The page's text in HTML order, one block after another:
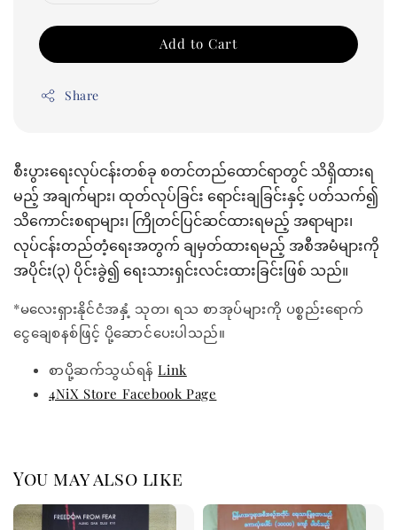
Add to Cart
Share
စီးပွားရေးလုပ်ငန်းတစ်ခု စတင်တည်ထောင်ရာတွင် သိရှိထားရ
မည့် အချက်များ၊ ထုတ်လုပ်ခြင်း ရောင်းချခြင်းနှင့် ပတ်သက်၍
သိကောင်းစရာများ၊ ကြိုတင်ပြင်ဆင်ထားရမည့် အရာများ၊
လုပ်ငန်းတည်တံ့ရေးအတွက် ချမှတ်ထားရမည့် အစီအမံများကို
အပိုင်း(၃) ပိုင်းခွဲ၍ ရေးသားရှင်းလင်းထားခြင်းဖြစ် သည်။
*မလေးရှားနိုင်ငံအနှံ့ သုတ၊ ရသ စာအုပ်များကို ပစ္စည်းရောက်
ငွေချေစနစ်ဖြင့် ပို့ဆောင်ပေးပါသည်။
စာပို့ဆက်သွယ်ရန်Link
4NiX Store Facebook Page
You may also like